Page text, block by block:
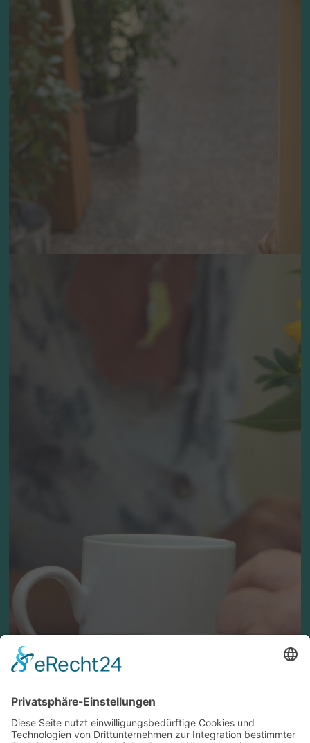
Zeremonie eingebunden werden.
Beispielsweise durch das Vortragen
persönlicher Worte oder eines Gebets oder
durch Beiträge für die Dekoration mit
Bildern.
Die Zeremonie
Neben Dekoration und Musik ist eine
Falle sollte vorab ein ausführliches
stattgefunden haben.